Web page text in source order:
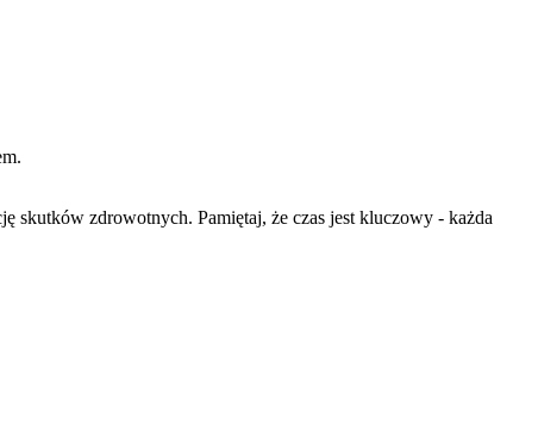
skutków zdrowotnych. Pamiętaj, że czas jest kluczowy - każda